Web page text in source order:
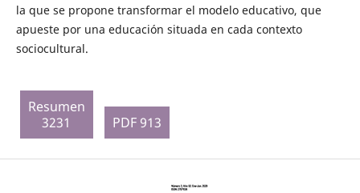
la que se propone transformar el modelo educativo, que
apueste por una educación situada en cada contexto
sociocultural.
Resumen
3231
PDF 913